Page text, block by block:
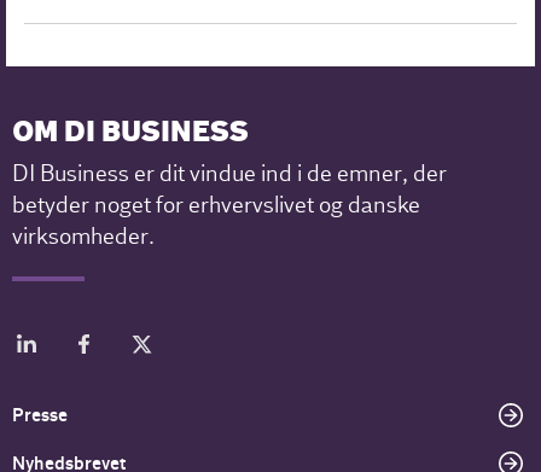
OM DI BUSINESS
DI Business er dit vindue ind i de emner, der
betyder noget for erhvervslivet og danske
virksomheder.
Presse
Nyhedsbrevet